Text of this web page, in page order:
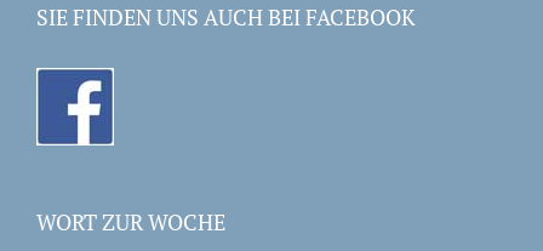
SIE FINDEN UNS AUCH BEI FACEBOOK
WORT ZUR WOCHE